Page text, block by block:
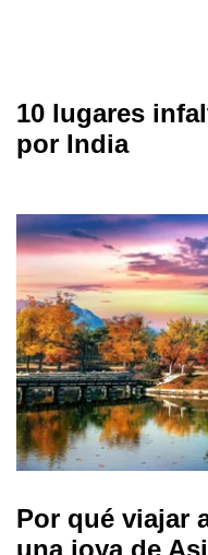
10 lugares
por India
Por qué viajar
una joya de